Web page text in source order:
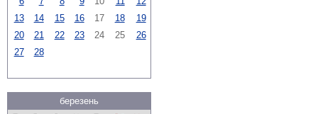
13
14 15 16 17 18
19
20
21 22 23 24 25
26
27
28
березень